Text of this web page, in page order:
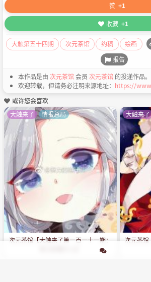
赞 +1
收藏 +1
大触第五十四期 次元茶馆 约稿
绘画
报告
本作品是由 次元茶馆会员 次元茶馆 的投递作品。
欢迎转载，但请务必注明来源地址： https://
或许您会喜欢
次元茶馆【大触来了第一百一十一期：
大触来了 情报总局
次元茶馆
大触来了